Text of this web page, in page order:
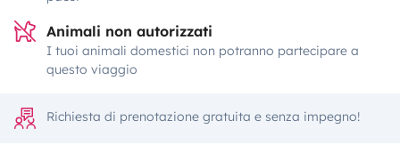
Animali non autorizzati
I tuoi animali domestici non potranno partecipare a
questo viaggio
Richiesta di prenotazione gratuita e senza impegno!